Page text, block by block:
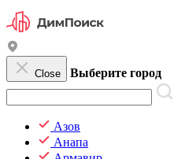
Close Выберите город
Азов
Анапа